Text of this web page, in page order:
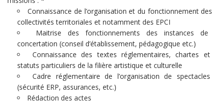
Connaissance de l’organisation et du fonctionnement des
collectivités territoriales et notamment des EPCI
Maitrise des fonctionnements des instances de
concertation (conseil d’établissement, pédagogique etc.)
Connaissance des textes réglementaires, chartes et
statuts particuliers de la filière artistique et culturelle
Cadre réglementaire de l’organisation de spectacles
(sécurité ERP, assurances, etc.)
Rédaction des actes